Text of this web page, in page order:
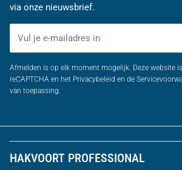
via onze nieuwsbrief.
Afmelden is op elk moment mogelijk. Deze website
reCAPTCHA en het Privacybeleid en de
van toepassing.
HAKVOORT PROFESSIONAL